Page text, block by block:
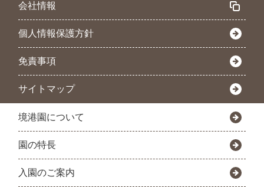
会社情報
個人情報保護方針
免責事項
サイトマップ
境港園について
園の特長
入園のご案内